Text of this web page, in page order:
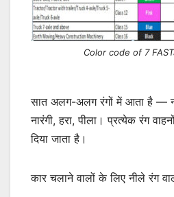
Color code of 7
सात अलग-अलग रंगों में आता है —
नारंगी, हरा, पीला। प्रत्येक रंग
दिया जाता है।
कार चलाने वालों के लिए नीले रंग